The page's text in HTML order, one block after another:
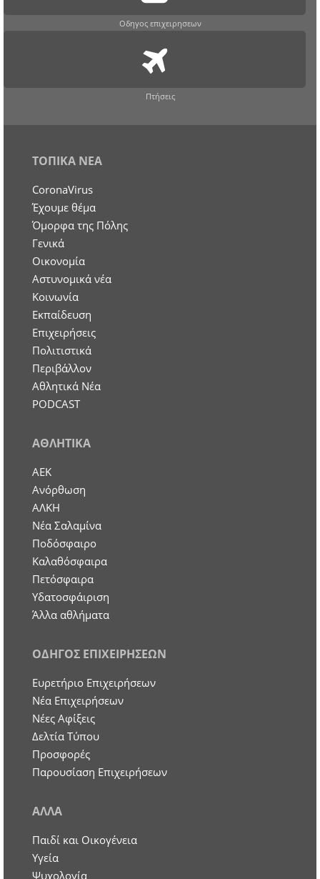
Οδηγος επιχειρησεων
Πτήσεις
ΤΟΠΙΚΑ ΝΕΑ
CoronaVirus
Έχουμε θέμα
Όμορφα της Πόλης
Γενικά
Οικονομία
Aστυνομικά νέα
Κοινωνία
Εκπαίδευση
Επιχειρήσεις
Πολιτιστικά
Περιβάλλον
Αθλητικά Νέα
PODCAST
ΑΘΛΗΤΙΚΑ
ΑΕΚ
Ανόρθωση
ΑΛΚΗ
Νέα Σαλαμίνα
Ποδόσφαιρο
Καλαθόσφαιρα
Πετόσφαιρα
Υδατοσφάιριση
Άλλα αθλήματα
ΟΔΗΓΟΣ ΕΠΙΧΕΙΡΗΣΕΩΝ
Ευρετήριο Επιχειρήσεων
Nέα Επιχειρήσεων
Νέες Αφίξεις
Δελτία Τύπου
Προσφορές
Παρουσίαση Επιχειρήσεων
ΑΛΛΑ
Παιδί και Οικογένεια
Υγεία
Ψυχολογία